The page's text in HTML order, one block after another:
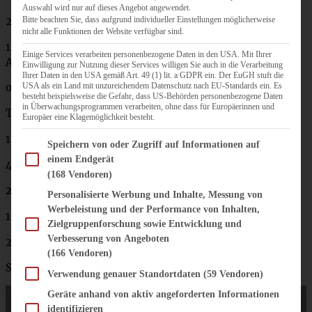
2 Backkakao
1 kleines Glas Schattenmorellen (knapp 200 g
Abtropfgewicht)
oder frische Kirschen (200 g)
Topping:
1 Päckchen Vanillepuddingpulver
4 EL Zucker
250 ml Milch!
125 g weiche Butter
200 g Frischkäse
Schokolade und frische Kirschen zur Deko nach Belieben
Auswahl wird nur auf dieses Angebot angewendet.
Bitte beachten Sie, dass aufgrund individueller Einstellungen möglicherweise
nicht alle Funktionen der Website verfügbar sind.
Einige Services verarbeiten personenbezogene Daten in den USA. Mit Ihrer
Einwilligung zur Nutzung dieser Services willigen Sie auch in die Verarbeitung
Ihrer Daten in den USA gemäß Art. 49 (1) lit. a GDPR ein. Der EuGH stuft die
USA als ein Land mit unzureichendem Datenschutz nach EU-Standards ein. Es
besteht beispielsweise die Gefahr, dass US-Behörden personenbezogene Daten
in Überwachungsprogrammen verarbeiten, ohne dass für Europäerinnen und
Europäer eine Klagemöglichkeit besteht.
Im Folgenden finden Sie eine Liste der Zwecke des IAB Transparency and Consent
Speichern von oder Zugriff auf Informationen auf
einem Endgerät
(168 Vendoren)
Personalisierte Werbung und Inhalte, Messung von
Werbeleistung und der Performance von Inhalten,
Zielgruppenforschung sowie Entwicklung und
Verbesserung von Angeboten
(166 Vendoren)
Verwendung genauer Standortdaten (59 Vendoren)
Geräte anhand von aktiv angeforderten Informationen
identifizieren